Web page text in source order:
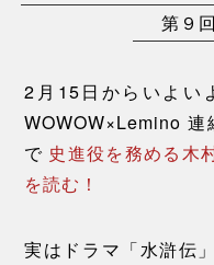
第９回
2月15日からいよい
WOWOW×Lemino 連
で 史進役を務める木
を読む！
実はドラマ「水滸伝